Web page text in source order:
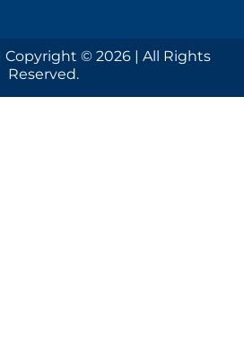
Copyright © 2026 | All Rights
Reserved.